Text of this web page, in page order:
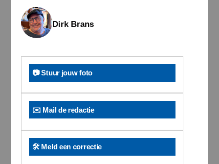
Dirk Brans
📷 Stuur jouw foto
✉️ Mail de redactie
🛠️ Meld een correctie